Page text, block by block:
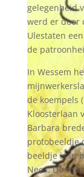
gelegenheid
werd er door
Ulestaten
de
In Wessem
de koempels
Kloosterlaan
Barbara
protobeeldje
beeldje is in
Nee… De